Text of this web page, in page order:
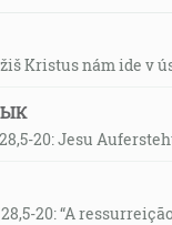
Kristus nám ide v
20: Jesu
20: “A